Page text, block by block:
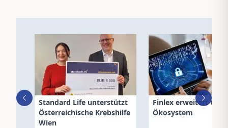
Standard Life unterstützt
Österreichische Krebshilfe
Wien
Finlex erweitert
Ökosystem